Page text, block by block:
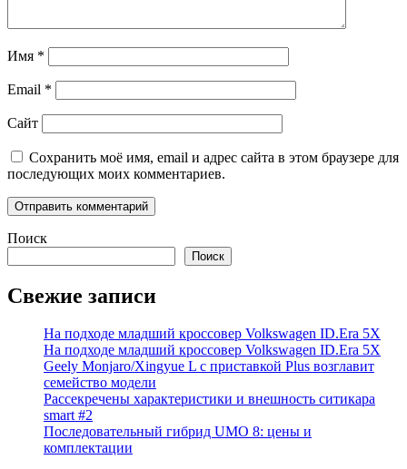
Имя *
Email *
Сайт
Сохранить моё имя, email и адрес сайта в этом браузере для
последующих моих комментариев.
Поиск
Поиск
Свежие записи
На подходе младший кроссовер Volkswagen ID.Era 5X
На подходе младший кроссовер Volkswagen ID.Era 5X
Geely Monjaro/Xingyue L с приставкой Plus возглавит
семейство модели
Рассекречены характеристики и внешность ситикара
smart #2
Последовательный гибрид UMO 8: цены и
комплектации